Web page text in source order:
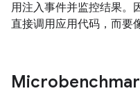
用注入事件并监控结果。
直接调用应用代码，而要